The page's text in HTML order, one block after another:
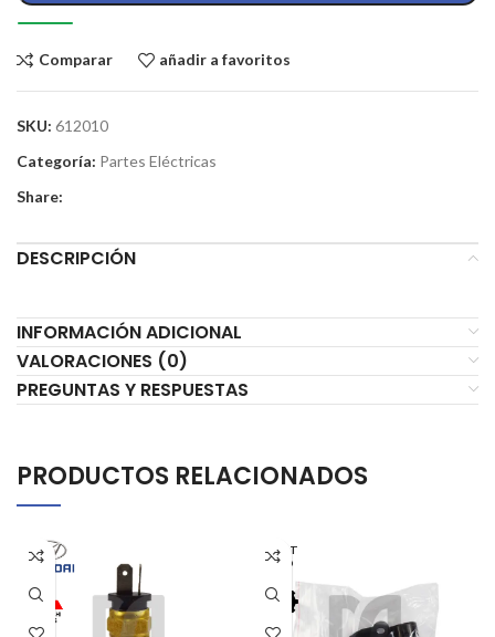
Comparar añadir a favoritos
SKU: 612010
Categoría: Partes Eléctricas
Share:
DESCRIPCIÓN
INFORMACIÓN ADICIONAL
VALORACIONES (0)
PREGUNTAS Y RESPUESTAS
PRODUCTOS RELACIONADOS
AGOT
ADO